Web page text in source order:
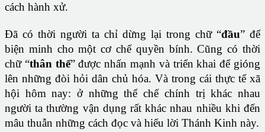
cách hành xử.
Đã có thời người ta chỉ dừng lại trong chữ “đầu” để
biện minh cho một cơ chế quyền bính. Cũng có thời
chữ “thân thể” được nhấn mạnh và triển khai để gióng
lên những đòi hỏi dân chủ hóa. Và trong cái thực tế xã
hội hôm nay: ở những thể chế chính trị khác nhau
người ta thường vận dụng rất khác nhau nhiều khi đến
mâu thuẫn những cách đọc và hiểu lời Thánh Kinh này.